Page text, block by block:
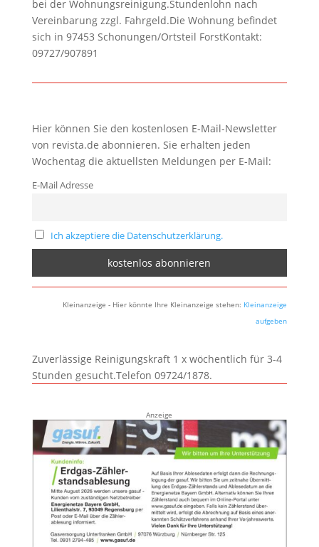
bei der Wohnungsreinigung.Stundenlohn nach
Vereinbarung zzgl. Fahrgeld.Die Wohnung befindet
sich in 97453 Schonungen/Ortsteil ForstKontakt:
09727/907891
Hier können Sie den kostenlosen E-Mail-Newsletter
von revista.de abonnieren. Sie erhalten jeden
Wochentag die aktuellsten Meldungen per E-Mail:
E-Mail Adresse
Ich akzeptiere die Datenschutzerklärung.
Kleinanzeige - Hier könnte Ihre Kleinanzeige stehen: Kleinanzeige
aufgeben
Zuverlässige Reinigungskraft 1 x wöchentlich für 3-4
Stunden gesucht.Telefon 09724/1878.
Anzeige